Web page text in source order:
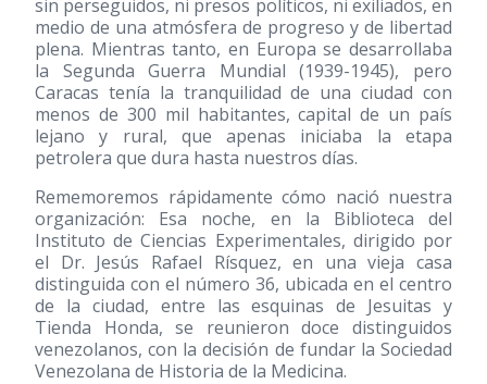
sin perseguidos, ni presos políticos, ni exiliados, en
medio de una atmósfera de progreso y de libertad
plena. Mientras tanto, en Europa se desarrollaba
la Segunda Guerra Mundial (1939-1945), pero
Caracas tenía la tranquilidad de una ciudad con
menos de 300 mil habitantes, capital de un país
lejano y rural, que apenas iniciaba la etapa
petrolera que dura hasta nuestros días.
Rememoremos rápidamente cómo nació nuestra
organización: Esa noche, en la Biblioteca del
Instituto de Ciencias Experimentales, dirigido por
el Dr. Jesús Rafael Rísquez, en una vieja casa
distinguida con el número 36, ubicada en el centro
de la ciudad, entre las esquinas de Jesuitas y
Tienda Honda, se reunieron doce distinguidos
venezolanos, con la decisión de fundar la Sociedad
Venezolana de Historia de la Medicina.